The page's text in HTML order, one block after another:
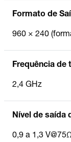
Formato de
960 × 240
Frequência de
2,4 GHz
Nível de saída
0,9 a 1,3